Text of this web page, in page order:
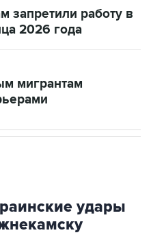
запретили работу в
2026 года
мигрантам
удары